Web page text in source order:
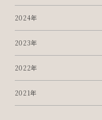
2024年
2023年
2022年
2021年